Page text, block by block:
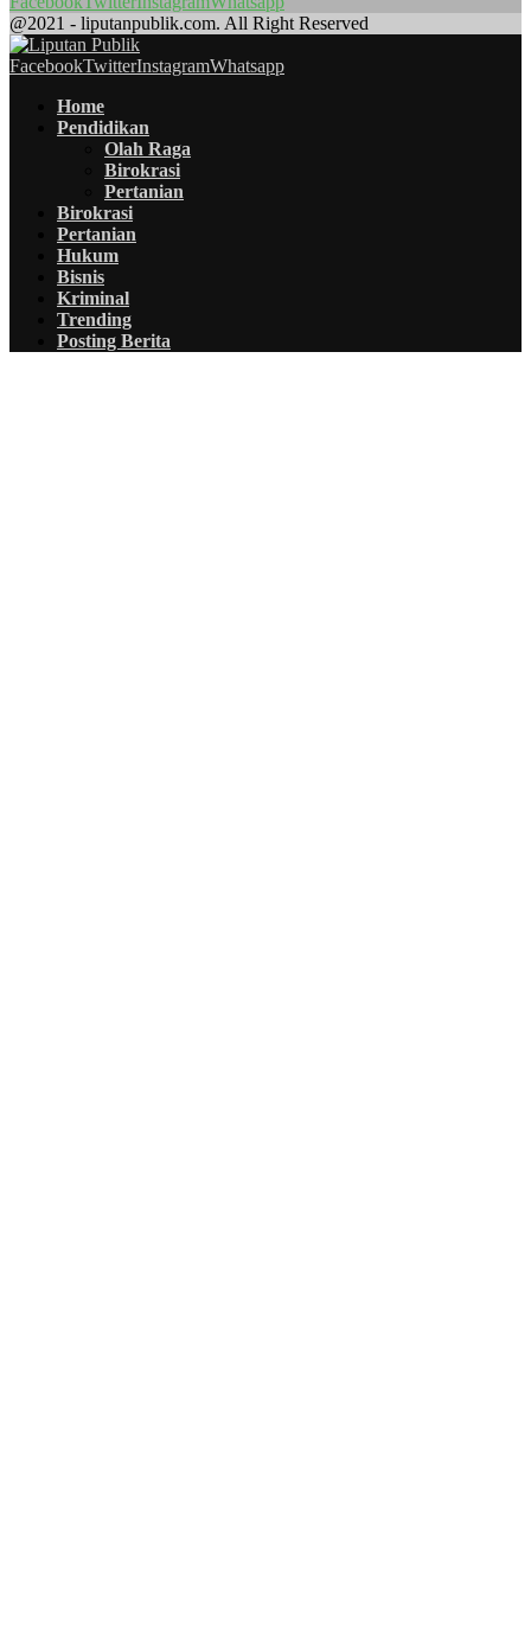
@2021 - liputanpublik.com. All Right Reserved
FacebookTwitterInstagramWhatsapp
Home
Pendidikan
Olah Raga
Birokrasi
Pertanian
Birokrasi
Pertanian
Hukum
Bisnis
Kriminal
Trending
Posting Berita